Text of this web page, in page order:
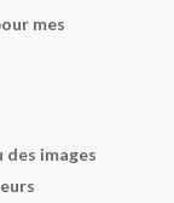
mes
des images